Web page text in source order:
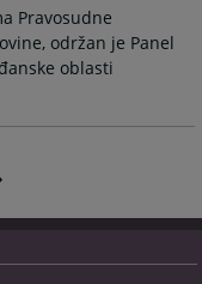
Pravosudne
održan je Panel
oblasti